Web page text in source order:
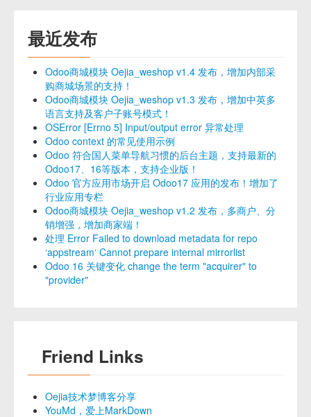
最近发布
Odoo商城模块 Oejia_weshop v1.4 发布，增加内部采
购商城场景的支持！
Odoo商城模块 Oejia_weshop v1.3 发布，增加中英多
语言支持及客户子账号模式！
OSError [Errno 5] Input/output error 异常处理
Odoo context 的常见使用示例
Odoo 符合国人菜单导航习惯的后台主题，支持最新的
Odoo17、16等版本，支持企业版！
Odoo 官方应用市场开启 Odoo17 应用的发布！增加了
行业应用专栏
Odoo商城模块 Oejia_weshop v1.2 发布，多商户、分
销增强，增加商家端！
处理 Error Failed to download metadata for repo
‘appstream‘ Cannot prepare internal mirrorlist
Odoo 16 关键变化 change the term "acquirer" to
"provider"
Friend Links
Oejia技术梦博客分享
YouMd，爱上MarkDown